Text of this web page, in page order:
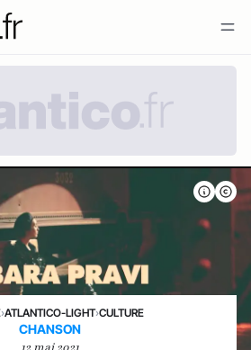
›ATLANTICO-LIGHT›CULTURE
CHANSON